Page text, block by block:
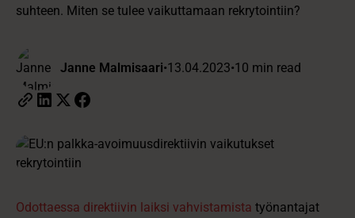
suhteen. Miten se tulee vaikuttamaan rekrytointiin?
Janne Malmisaari•13.04.2023•10 min read
Odottaessa direktiivin laiksi vahvistamista työnantajat